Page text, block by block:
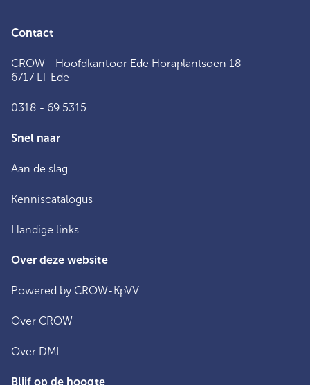
Contact
CROW - Hoofdkantoor Ede Horaplantsoen 18
6717 LT Ede
0318 - 69 5315
Snel naar
Aan de slag
Kenniscatalogus
Handige links
Over deze website
Powered by CROW-KpVV
Over CROW
Over DMI
Blijf op de hoogte